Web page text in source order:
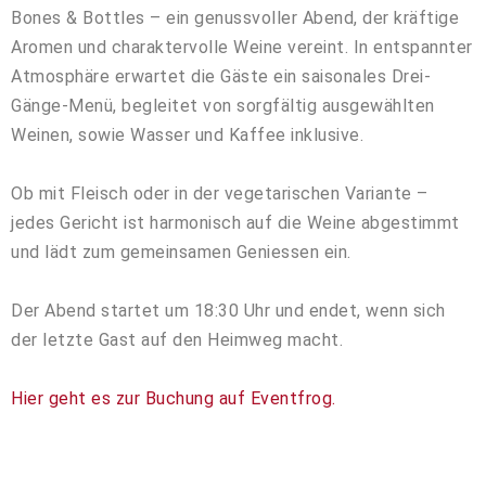
Bones & Bottles – ein genussvoller Abend, der kräftige
Aromen und charaktervolle Weine vereint. In entspannter
Atmosphäre erwartet die Gäste ein saisonales Drei-
Gänge-Menü, begleitet von sorgfältig ausgewählten
Weinen, sowie Wasser und Kaffee inklusive.
Ob mit Fleisch oder in der vegetarischen Variante –
jedes Gericht ist harmonisch auf die Weine abgestimmt
und lädt zum gemeinsamen Geniessen ein.
Der Abend startet um 18:30 Uhr und endet, wenn sich
der letzte Gast auf den Heimweg macht.
Hier geht es zur Buchung auf Eventfrog.